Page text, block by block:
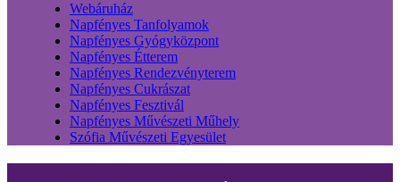
Webáruház
Napfényes Tanfolyamok
Napfényes Gyógyközpont
Napfényes Étterem
Napfényes Rendezvényterem
Napfényes Cukrászat
Napfényes Fesztivál
Napfényes Művészeti Műhely
Szófia Művészeti Egyesület